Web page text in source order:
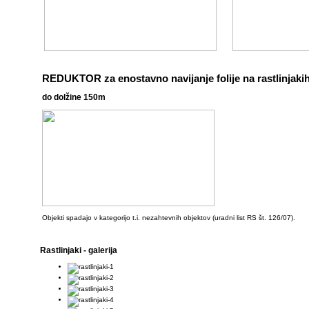
REDUKTOR za enostavno navijanje folije na
do dolžine 150m
Objekti spadajo v kategorijo t.i. nezahtevnih objektov (uradni list RS št. 126/07).
Rastlinjaki - galerija